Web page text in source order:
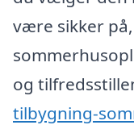
være sikker
og
tilbygning-